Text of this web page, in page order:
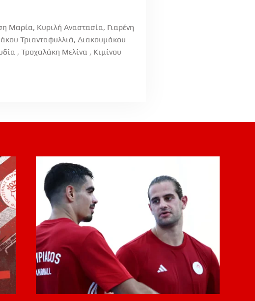
Κυριλή Αναστασία, Γιαρένη
Τριανταφυλλιά, Διακουμάκου
, Τροχαλάκη Μελίνα , Κιμίνου